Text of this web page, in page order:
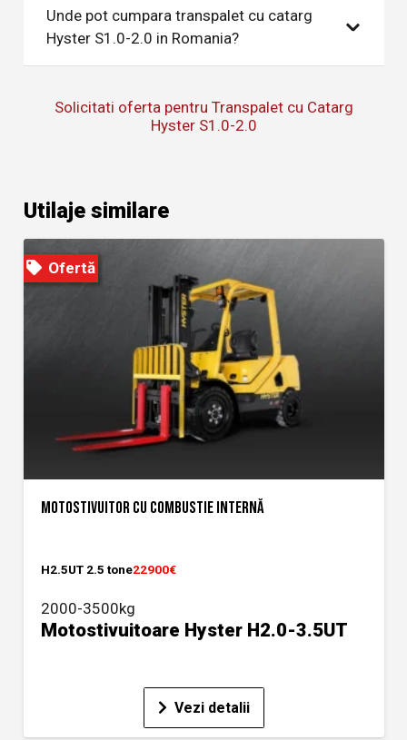
Unde pot cumpara transpalet cu catarg
Hyster S1.0-2.0 in Romania?
Solicitati oferta pentru Transpalet cu Catarg
Hyster S1.0-2.0
Utilaje similare
Ofertă
MOTOSTIVUITOR CU COMBUSTIE INTERNĂ
H2.5UT 2.5 tone22900€
2000-3500kg
Motostivuitoare Hyster H2.0-3.5UT
Vezi detalii